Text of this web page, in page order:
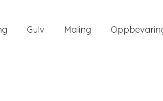
Gulv Maling